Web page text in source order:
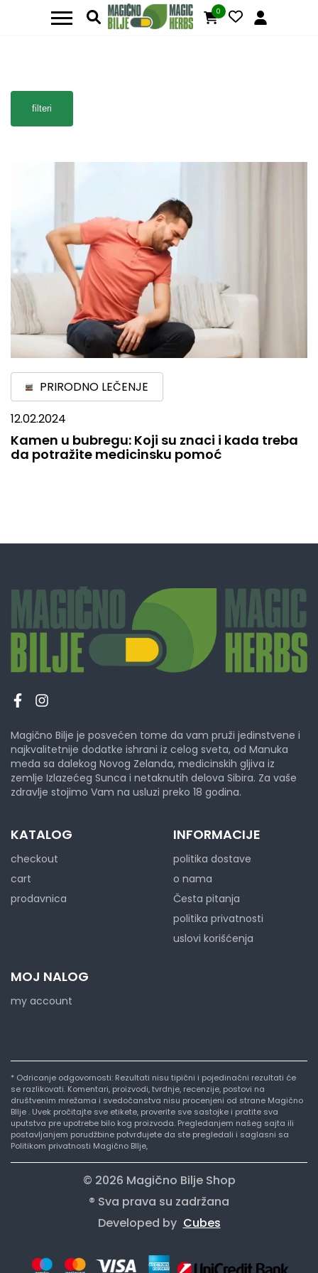
0
filteri
PRIRODNO LEČENJE
12.02.2024
Kamen u bubregu: Koji su znaci i kada treba
da potražite medicinsku pomoć
Magično Bilje je posvećen tome da vam pruži jedinstvene i
najkvalitetnije dodatke ishrani iz celog sveta, od Manuka
meda sa dalekog Novog Zelanda, medicinskih gljiva iz
zemlje Izlazećeg Sunca i netaknutih delova Sibira. Za vaše
zdravlje stojimo Vam na usluzi preko 18 godina.
KATALOG
checkout
cart
prodavnica
INFORMACIJE
politika dostave
o nama
Česta pitanja
politika privatnosti
uslovi korišćenja
MOJ NALOG
my account
* Odricanje odgovornosti: Rezultati nisu tipični i pojedinačni rezultati će
se razlikovati. Komentari, proizvodi, tvrdnje, recenzije, postovi na
društvenim mrežama i svedočanstva nisu procenjeni od strane Magično
BIlje . Uvek pročitajte sve etikete, proverite sve sastojke i pratite sva
uputstva pre upotrebe bilo kog proizvoda. Pregledanjem našeg sajta ili
postavljanjem porudžbine potvrđujete da ste pregledali i saglasni sa
Politikom privatnosti Magično BIlje,
© 2026 Magično Bilje Shop
® Sva prava su zadržana
Developed by Cubes